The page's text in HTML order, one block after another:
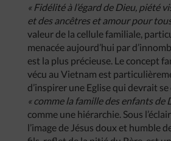
« Fidélitéà l’égardde Dieu, piété
etdesancêtresetamourpour
valeur de la cellule familiale,
menacée aujourd’hui par
est la plus précieuse. Le concept
vécu au Vietnam est
d’inspirer une Eglise qui devrait
«comme la familledesenfantsde
comme une hiérarchie. Sous
l’image de Jésus doux et humble